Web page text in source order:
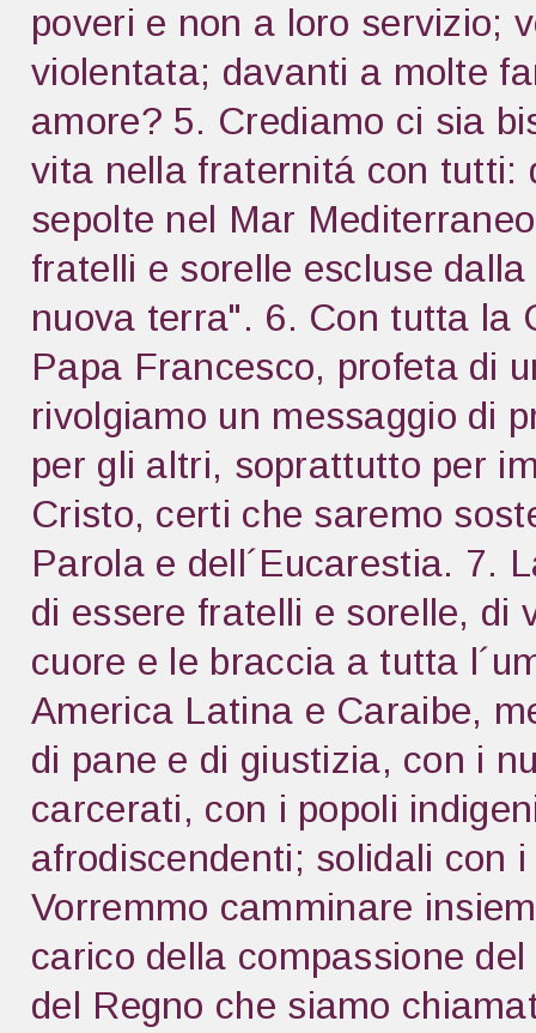
poveri e non a loro servizio;
violentata; davanti a molte
amore? 5. Crediamo ci sia
vita nella fraternitá con tutti:
sepolte nel Mar
fratelli e sorelle escluse
nuova terra". 6. Con tutta la
Papa Francesco, profeta di
rivolgiamo un messaggio di
per gli altri, soprattutto per
Cristo, certi che saremo
Parola e dell´Eucarestia. 7.
di essere fratelli e sorelle, di
cuore e le braccia a tutta
America Latina e Caraibe,
di pane e di giustizia, con i
carcerati, con i popoli
afrodiscendenti; solidali con
Vorremmo camminare
carico della compassione
del Regno che siamo